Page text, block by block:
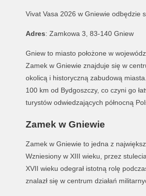
Vivat Vasa 2026 w Gniewie odbędzie
Adres: Zamkowa 3, 83-140 Gniew
Gniew to miasto położone w
Zamek w Gniewie znajduje się w
okolicą i historyczną zabudową
100 km od Bydgoszczy, co czyni go
turystów odwiedzających północną
Zamek w Gniewie
Zamek w Gniewie to jedna z
Wzniesiony w XIII wieku, przez
XVII wieku odegrał istotną rolę
znalazł się w centrum działań